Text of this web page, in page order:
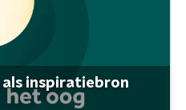
als inspiratiebron